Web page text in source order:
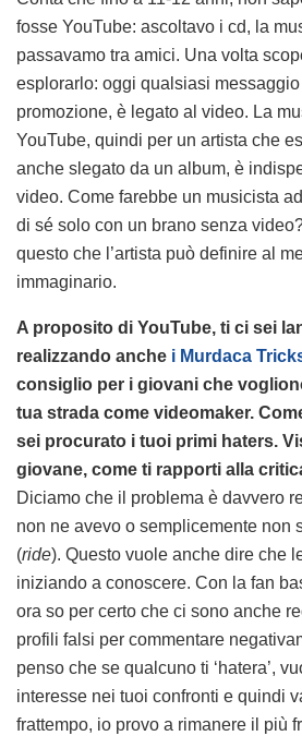
fosse YouTube: ascoltavo i cd, la
passavamo tra amici. Una volta
esplorarlo: oggi qualsiasi
promozione, è legato al video. La
YouTube, quindi per un artista che
anche slegato da un album, è
video. Come farebbe un musicista
di sé solo con un brano senza
questo che l’artista può definire al
immaginario.
A proposito di YouTube, ti ci sei
realizzando anche i Murdaca
consiglio per i giovani che
tua strada come videomaker.
sei procurato i tuoi primi haters.
giovane, come ti rapporti alla
Diciamo che il problema è davvero
non ne avevo o semplicemente non
(ride). Questo vuole anche dire che
iniziando a conoscere. Con la fan
ora so per certo che ci sono anche
profili falsi per commentare
penso che se qualcuno ti ‘hatera’,
interesse nei tuoi confronti e quindi
frattempo, io provo a rimanere il più